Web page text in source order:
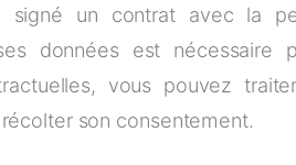
signé un contrat avec la
données est nécessaire
vous pouvez
son consentement.